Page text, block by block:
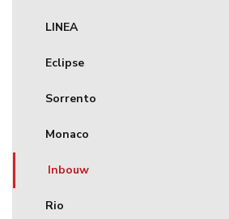
LINEA
Eclipse
Sorrento
Monaco
Inbouw
Rio